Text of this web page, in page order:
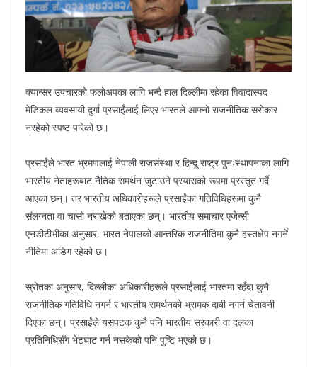
क्यान्सर उपचारको फलोअपका लागि भन्दै हाल दिल्लीमा रहेका विवादास्पद
मेडिकल व्यवसायी दुर्गा प्रसाईंलाई लिएर भारतले आफ्नो राजनीतिक सरोकार
नरहेको स्पष्ट पारेको छ।
प्रसाईंले भारत भ्रमणलाई नेपाली राजसंस्था र हिन्दू राष्ट्र पुनःस्थापनाका लागि
भारतीय नेताहरूबाट नैतिक समर्थन जुटाउने प्रयासको रूपमा प्रस्तुत गर्दै
आएका छन्। तर भारतीय अधिकारीहरूले प्रसाईंका गतिविधिहरूमा कुनै
संलग्नता वा चासो नराखेको बताएका छन्। भारतीय समाचार एजेन्सी
एनडीटीभीका अनुसार, भारत नेपालको आन्तरिक राजनीतिमा कुनै हस्तक्षेप नगर्ने
नीतिमा अडिग रहेको छ।
स्रोतका अनुसार, दिल्लीका अधिकारीहरूले प्रसाईंलाई भारतमा रहँदा कुनै
राजनीतिक गतिविधि नगर्न र भारतीय समर्थनको भ्रामक दाबी नगर्न चेतावनी
दिएका छन्। प्रसाईंले यसपटक कुनै पनि भारतीय सरकारी वा दलका
प्रतिनिधिसँग भेटघाट गर्न नसकेको पनि पुष्टि भएको छ।